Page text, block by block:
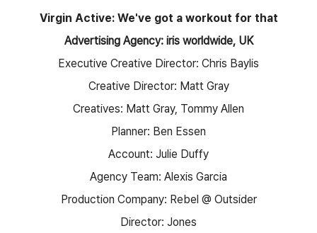
Virgin Active: We've got a workout for that
Advertising Agency: iris worldwide, UK
Executive Creative Director: Chris Baylis
Creative Director: Matt Gray
Creatives: Matt Gray, Tommy Allen
Planner: Ben Essen
Account: Julie Duffy
Agency Team: Alexis Garcia
Production Company: Rebel @ Outsider
Director: Jones